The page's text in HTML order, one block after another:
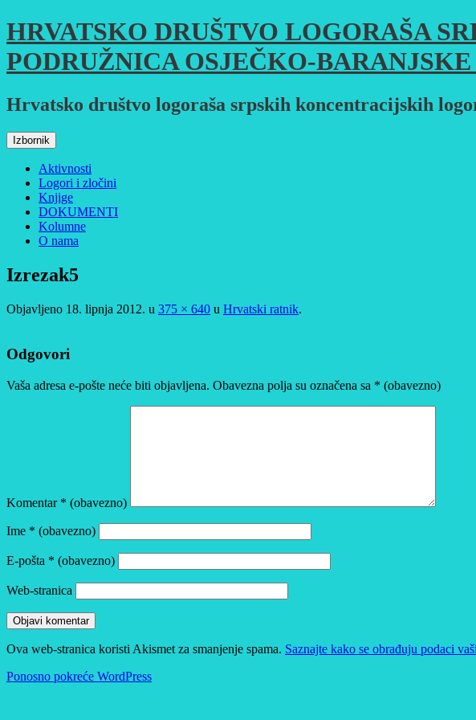
Skoči
do
sadržaja
HRVATSKO DRUŠTVO LOGORAŠA
PODRUŽNICA OSJEČKO-
Hrvatsko društvo logoraša srpskih koncentracijskih
Izbornik
Aktivnosti
Logori i zločini
Knjige
DOKUMENTI
Kolumne
O nama
Izrezak5
Objavljeno 18. lipnja 2012. u 375 × 640 u Hrvatski ratnik.
Odgovori
Vaša adresa e-pošte neće biti objavljena. Obavezna polja su označena sa * (obavezno)
Komentar * (obavezno)
Ime * (obavezno)
E-pošta * (obavezno)
Web-stranica
Ova web-stranica koristi Akismet za smanjenje spama. Saznajte kako se obrađuju podaci
Ponosno pokreće WordPress